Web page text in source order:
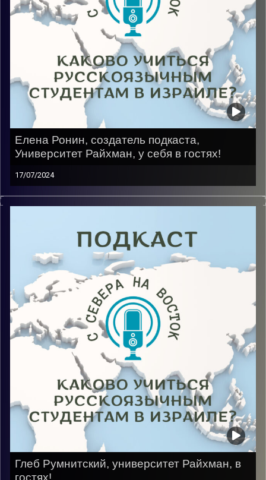
Елена Ронин, создатель подкаста,
Университет Райхман, у себя в гостях!
17/07/2024
Приглашая гостей каждый раз мне было интересно,
чтобы я рассказала, находясь на их месте, и каково
возможно грустным, сложным или весёлым, без
особых трудностей. Как создатель подкаста я тоже
решила поделиться своим опытом жизни, первыми
сложными месяцами, находясь в стране одной,
каково учиться в Израиле, а именно на Мехине, и
попытки поступить в университеты, а с этим мне
помогла гостья третьего выпуска Маргарита
Новохатская.
Image Credits:AudioVersity
Глеб Румнитский, университет Райхман, в